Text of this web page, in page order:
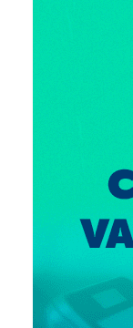
Valores
Reserva
Ouvidoria